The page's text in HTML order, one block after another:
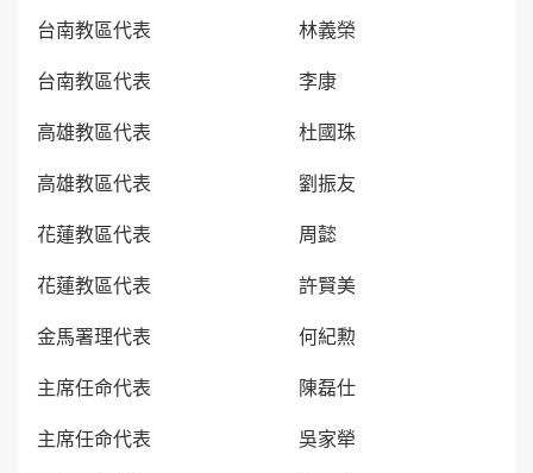
台南教區代表 林義榮
台南教區代表 李康
高雄教區代表 杜國珠
高雄教區代表 劉振友
花蓮教區代表 周懿
花蓮教區代表 許賢美
金馬署理代表 何紀勲
主席任命代表 陳磊仕
主席任命代表 吳家犖